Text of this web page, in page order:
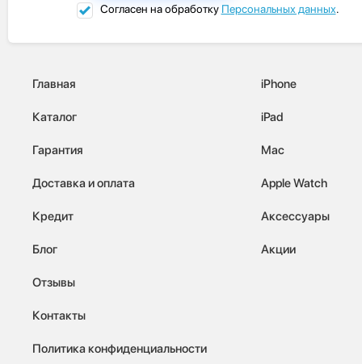
Согласен на обработку Персональных данных.
Главная
Каталог
Гарантия
Доставка и оплата
Кредит
Блог
Отзывы
Контакты
Политика конфиденциальности
iPhone
iPad
Mac
Apple Watch
Аксессуары
Акции